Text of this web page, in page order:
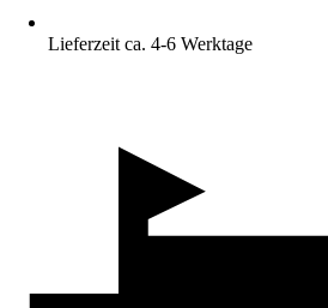
Lieferzeit ca. 4-6 Werktage